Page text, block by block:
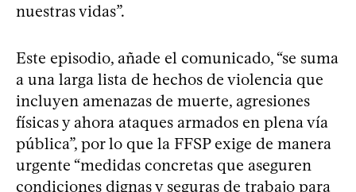
nuestras vidas”.
Este episodio, añade el comunicado, “se suma
a una larga lista de hechos de violencia que
incluyen amenazas de muerte, agresiones
físicas y ahora ataques armados en plena vía
pública”, por lo que la FFSP exige de manera
urgente “medidas concretas que aseguren
condiciones dignas y seguras de trabajo para